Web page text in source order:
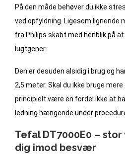
På den måde behøver du ikke
ved opfyldning. Ligesom lignende
fra Philips skabt med henblik på
lugtgener.
Den er desuden alsidig i brug og
2,5 meter. Skal du ikke bruge
principielt være en fordel ikke at
ledning hængende under
Tefal DT7000E0 –
dig imod besvær